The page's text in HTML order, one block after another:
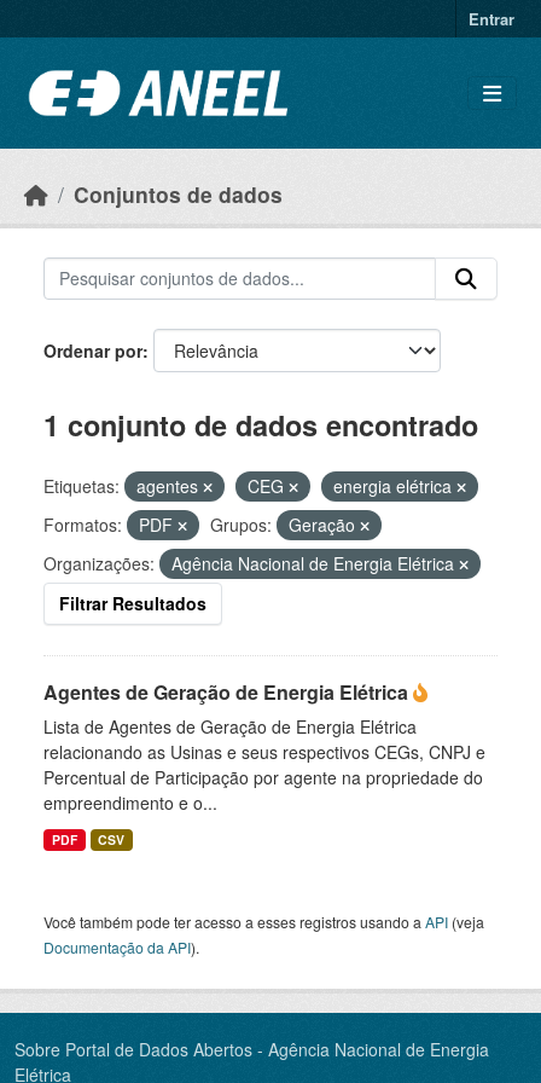
Entrar
Conjuntos de dados
Ordenar por
1 conjunto de dados encontrado
Etiquetas: agentes CEG
energia elétrica
Formatos:
PDF Grupos:
Geração
Organizações:
Agência Nacional de Energia Elétrica
Filtrar Resultados
Agentes de Geração de Energia Elétrica
Lista de Agentes de Geração de Energia Elétrica
relacionando as Usinas e seus respectivos CEGs, CNPJ e
Percentual de Participação por agente na propriedade do
empreendimento e o...
PDF CSV
Você também pode ter acesso a esses registros usando a API (veja
Documentação da API).
Sobre Portal de Dados Abertos - Agência Nacional de Energia
Elétrica